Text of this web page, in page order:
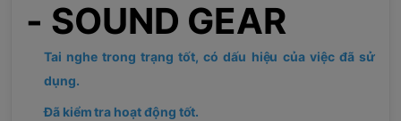
- SOUND GEAR
Tai nghe trong trạng tốt, có dấu hiệu của việc đã sử
dụng.
Đã kiểm tra hoạt động tốt.